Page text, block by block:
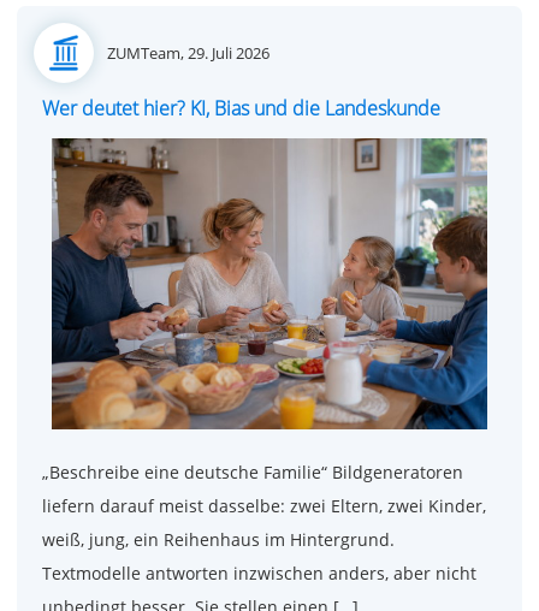
ZUMTeam,Posted
29. Juli 2026
Wer deutet hier? KI, Bias und die Landeskunde
„Beschreibe eine deutsche Familie“ Bildgeneratoren
liefern darauf meist dasselbe: zwei Eltern, zwei Kinder,
weiß, jung, ein Reihenhaus im Hintergrund.
Textmodelle antworten inzwischen anders, aber nicht
unbedingt besser. Sie stellen einen […]